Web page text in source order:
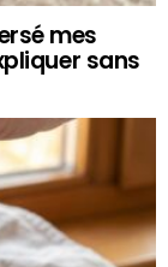
mes
sans